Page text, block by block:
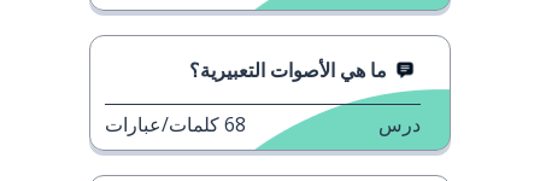
ما هي الأصوات التعبيرية؟
درس 68كلمات/عبارات